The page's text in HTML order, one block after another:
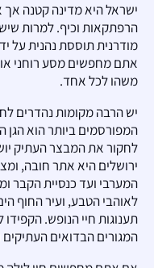
ישראל היא מדינה קטנה
הרפתקאות וכיף. למרות
מודרנית תוססת נהנית על
אתם מחפשים מסע רוחני
משהו לכל אחד.
יש הרבה מקומות נהדרים
המפורסמים ביותר הוא הגן
לחקור את המבצר העתיק
ירושלים היא אתר חובה,
המערבי ועד כנסיית הקבר
לאוהבי הטבע, ועיר החוף
תענוגות חיי הנופש.
המגורים הבדואים